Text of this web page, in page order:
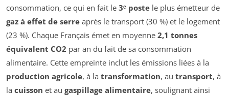
consommation, ce qui en fait le 3ᵉ poste le plus émetteur de
gaz à effet de serre après le transport (30 %) et le logement
(23 %). Chaque Français émet en moyenne 2,1 tonnes
équivalent CO2 par an du fait de sa consommation
alimentaire. Cette empreinte inclut les émissions liées à la
production agricole, à la transformation, au transport, à
la cuisson et au gaspillage alimentaire, soulignant ainsi